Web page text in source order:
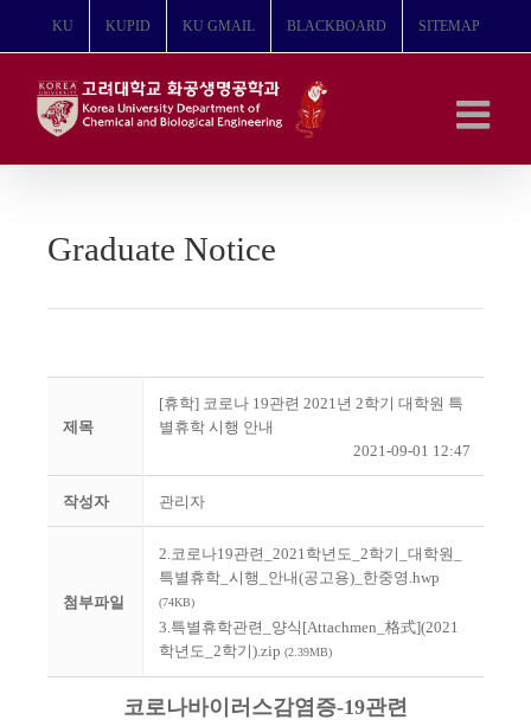
뛰
KU KUPID KU GMAIL BLACKBOARD SITEMAP
Graduate Notice
제목
[휴학] 코로나 19관련 2021년 2학기 대학원 특
별휴학 시행 안내
2021-09-01 12:47
작성자 관리자
첨부파일
2.코로나19관련_2021학년도_2학기_대학원_
특별휴학_시행_안내(공고용)_한중영.hwp
(74KB)
3.특별휴학관련_양식[Attachmen_格式](2021
학년도_2학기).zip (2.39MB)
코로나바이러스감염증-19관련